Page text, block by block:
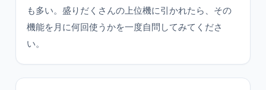
も多い。盛りだくさんの上位機に引かれたら、その
機能を月に何回使うかを一度自問してみてくださ
い。